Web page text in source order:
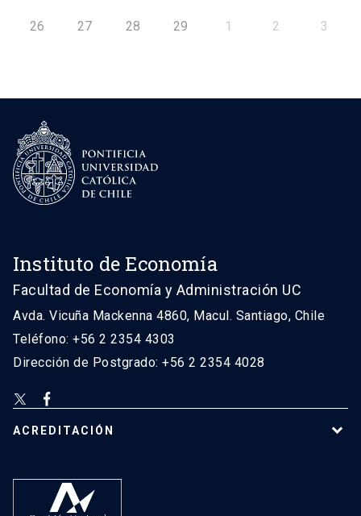
26 27 28 29 1 2 3
Instituto de Economía
Facultad de Economía y Administración UC
Avda. Vicuña Mackenna 4860, Macul. Santiago, Chile
Teléfono: +56 2 2354 4303
Dirección de Postgrado: +56 2 2354 4028
ACREDITACIÓN